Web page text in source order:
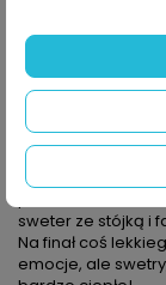
Weź głęboki
warkocze –
w odcieniach
Zdobył moje
klasyczny fason i
karmelu; to z nich
kołnierzykiem,
sweter ze stójką i
Na finał coś
emocje, ale